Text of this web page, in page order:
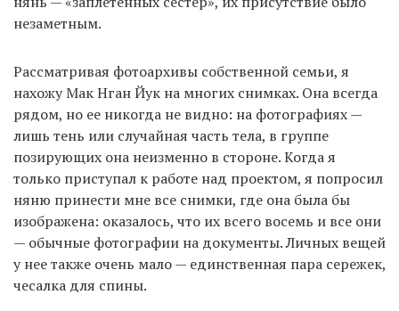
незаметным.
Рассматривая фотоархивы собственной семьи, я
нахожу Мак Нган Йук на многих снимках. Она всегда
рядом, но ее никогда не видно: на фотографиях —
лишь тень или случайная часть тела, в группе
позирующих она неизменно в стороне. Когда я
только приступал к работе над проектом, я попросил
няню принести мне все снимки, где она была бы
изображена: оказалось, что их всего восемь и все они
— обычные фотографии на документы. Личных вещей
у нее также очень мало — единственная пара сережек,
чесалка для спины.